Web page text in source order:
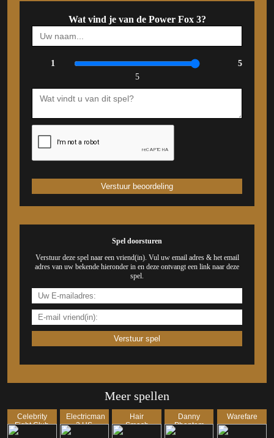
Wat vind je van de Power Fox 3?
1
5
5
Spel doorsturen
Verstuur deze spel naar een vriend(in). Vul uw email adres & het email
adres van uw bekende hieronder in en deze ontvangt een link naar deze
spel.
Meer spellen
Celebrity
Fight Club
Electricman
2 HS
Hair
Smash
Danny
Phantom
Warefare